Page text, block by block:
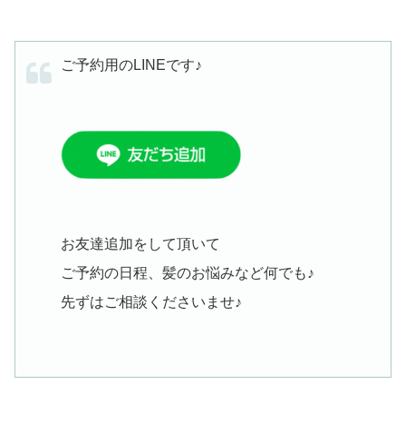
ご予約用のLINEです♪
お友達追加をして頂いて
ご予約の日程、髪のお悩みなど何でも♪
先ずはご相談くださいませ♪